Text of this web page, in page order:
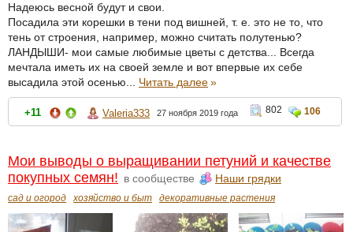
Надеюсь весной будут и свои.
Посадила эти корешки в тени под вишней, т. е. это не то, что
тень от строения, например, можно считать полутенью?
ЛАНДЫШИ- мои самые любимые цветы с детства... Всегда
мечтала иметь их на своей земле и вот впервые их себе
высадила этой осенью... Читать далее»
+11 Valeria333 27 ноября 2019 года 802 106
Мои выводы о выращивании петуний и качестве
покупных семян! в сообществе Наши грядки
сад и огород хозяйство и быт декоративные растения